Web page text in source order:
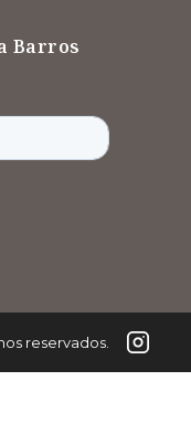
Barros
reservados.